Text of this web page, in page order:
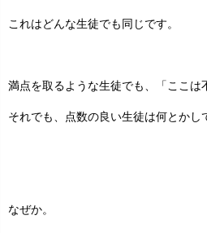
これはどんな生徒でも同じです。
満点を取るような生徒でも、「ここは
それでも、点数の良い生徒は何とかし
なぜか。